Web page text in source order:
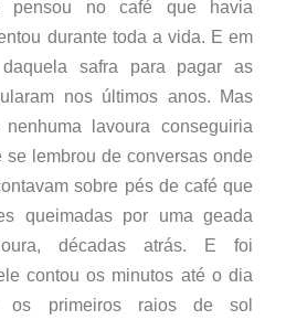
pensou no café que havia
durante toda a vida. E em
safra para pagar as
nos últimos anos. Mas
lavoura conseguiria
se lembrou de conversas onde
sobre pés de café que
queimadas por uma geada
décadas atrás. E foi
contou os minutos até o dia
os primeiros raios de sol